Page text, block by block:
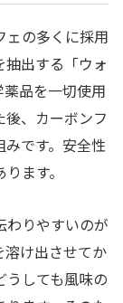
ェの多くに採用
出する「ウォ
品を一切使用
、カーボンフ
です。安全性
ます。
わりやすいのが
溶け出させてか
うしても風味の